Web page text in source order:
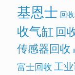
基恩士 回
收气缸 回
传感器回收
富士回收 工